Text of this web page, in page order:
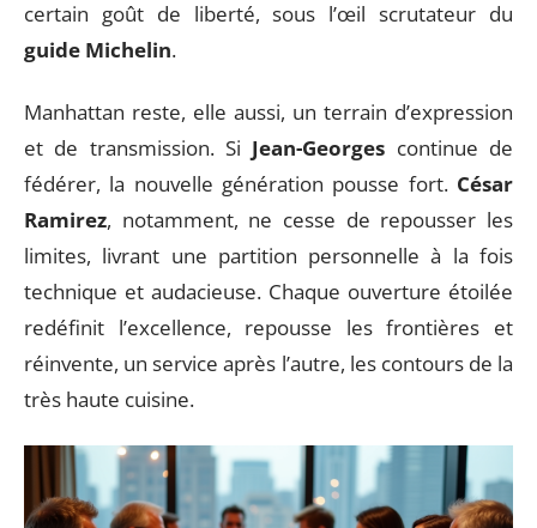
certain goût de liberté, sous l’œil scrutateur du
guide Michelin.
Manhattan reste, elle aussi, un terrain d’expression
et de transmission. Si Jean-Georges continue de
fédérer, la nouvelle génération pousse fort. César
Ramirez, notamment, ne cesse de repousser les
limites, livrant une partition personnelle à la fois
technique et audacieuse. Chaque ouverture étoilée
redéfinit l’excellence, repousse les frontières et
réinvente, un service après l’autre, les contours de la
très haute cuisine.